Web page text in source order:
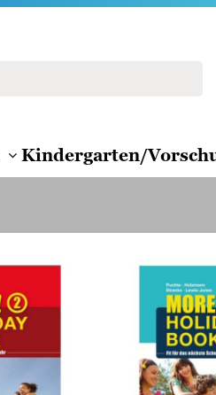
Kindergarten/
Wunschliste